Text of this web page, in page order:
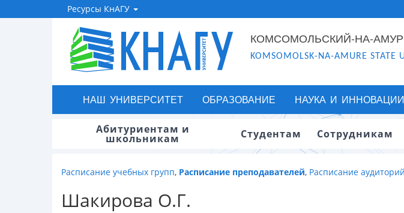
Ресурсы КнАГУ
КОМСОМОЛЬСКИЙ-НА-
KOMSOMOLSK-NA-AMURE STATE
НАШ УНИВЕРСИТЕТ ОБРАЗОВАНИЕ НАУКА И ИННОВАЦИИ
Абитуриентам и
школьникам Студентам Сотрудникам
Расписание учебных групп, Расписание преподавателей, Расписание аудиторий
Шакирова О.Г.